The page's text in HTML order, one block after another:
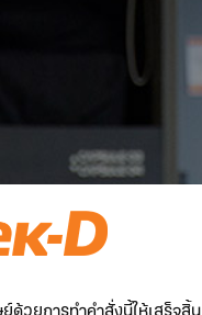
วยการทำคำสั่งนี้ให้เสร็จสิ้น